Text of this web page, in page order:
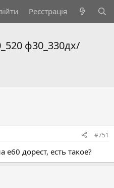
Реєстрація
ф30_330дх/
#751
дорест, есть такое?